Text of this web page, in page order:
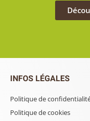
INFOS LÉGALES
Politique de
Politique de cookies